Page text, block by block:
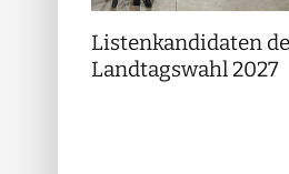
Listenkandidaten
Landtagswahl 2027